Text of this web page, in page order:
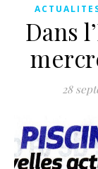
Dans
28